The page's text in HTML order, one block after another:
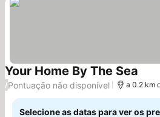
Your Home By The Sea
/Pontuação não disponível a 0.2 km
Selecione as datas para ver os